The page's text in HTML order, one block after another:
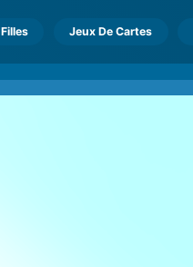
Filles Jeux De Cartes